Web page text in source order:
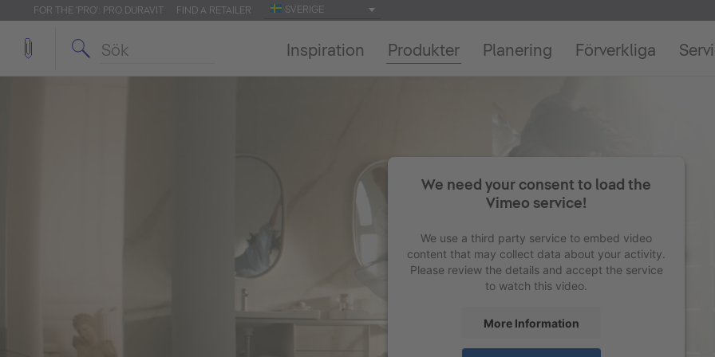
FOR THE 'PRO': PRO.DURAVIT FIND A RETAILER SVERIGE
Inspiration Produkter Planering Förverkliga
We need your consent to load the
Vimeo service!
We use a third party service to embed video
content that may collect data about your activity.
Please review the details and accept the service
to watch this video.
More Information